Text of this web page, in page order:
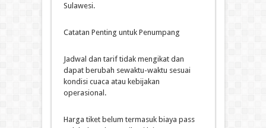
Sulawesi.
Catatan Penting untuk Penumpang
Jadwal dan tarif tidak mengikat dan
dapat berubah sewaktu-waktu sesuai
kondisi cuaca atau kebijakan
operasional.
Harga tiket belum termasuk biaya pass